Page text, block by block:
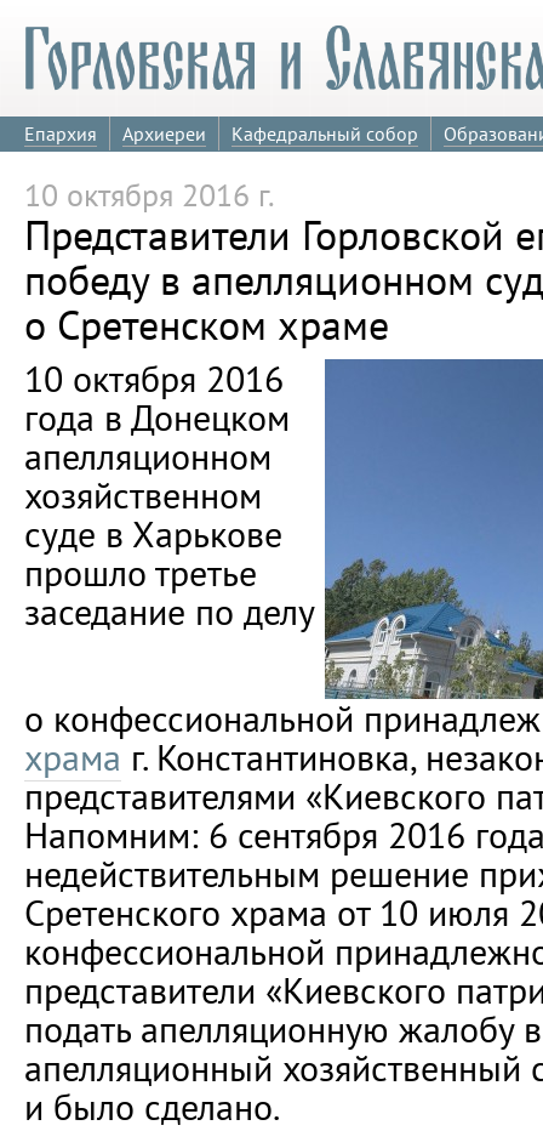
Епархия Архиереи Кафедральный собор
10 октября 2016 г.
Представители Горловской
победу в апелляционном
о Сретенском храме
10 октября 2016
года в Донецком
апелляционном
хозяйственном
суде в Харькове
прошло третье
заседание по делу
о конфессиональной
храма г. Константиновка,
представителями «Киевского
Напомним: 6 сентября 2016
недействительным решение
Сретенского храма от 10 июля
конфессиональной
представители «Киевского
подать апелляционную жалобу
апелляционный хозяйственный
и было сделано.